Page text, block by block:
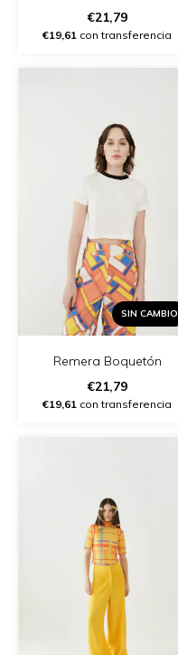
€21,79
€19,61 con transferencia
SIN CAMBIO
Remera Boquetón
€21,79
€19,61 con transferencia